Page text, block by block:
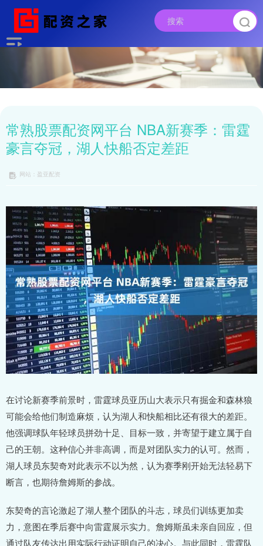
常熟股票配资网平台 NBA新赛季：雷霆
豪言夺冠，湖人快船否定差距
网站：盈亚配资
在讨论新赛季前景时，雷霆球员亚历山大表示只有掘金和森林狼
可能会给他们制造麻烦，认为湖人和快船相比还有很大的差距。
他强调球队年轻球员拼劲十足、目标一致，并寄望于建立属于自
己的王朝。这种信心并非高调，而是对团队实力的认可。然而，
湖人球员东契奇对此表示不以为然，认为赛季刚开始无法轻易下
断言，也期待詹姆斯的参战。
东契奇的言论激起了湖人整个团队的斗志，球员们训练更加卖
力，意图在季后赛中向雷霆展示实力。詹姆斯虽未亲自回应，但
通过队友传达出用实际行动证明自己的决心。与此同时，雷霆队